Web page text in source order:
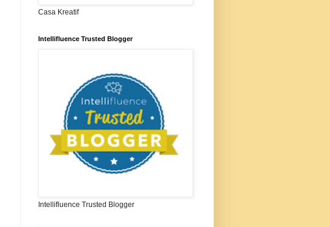
Casa Kreatif
Intellifluence Trusted Blogger
Intellifluence Trusted Blogger